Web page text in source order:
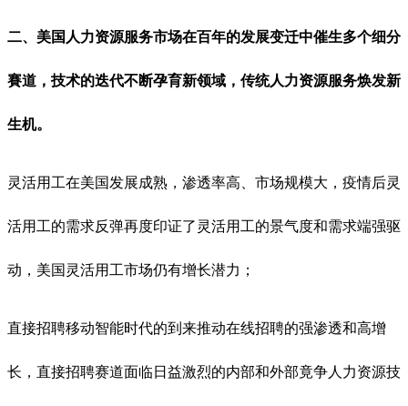
二、美国人力资源服务市场在百年的发展变迁中催生多个细分
賽道，技术的迭代不断孕育新领域，传统人力资源服务焕发新
生机。
灵活用工在美国发展成熟，渗透率高、市场规模大，疫情后灵
活用工的需求反弹再度印证了灵活用工的景气度和需求端强驱
动，美国灵活用工市场仍有增长潜力；
直接招聘移动智能时代的到来推动在线招聘的强渗透和高增
长，直接招聘赛道面临日益激烈的内部和外部竟争人力资源技